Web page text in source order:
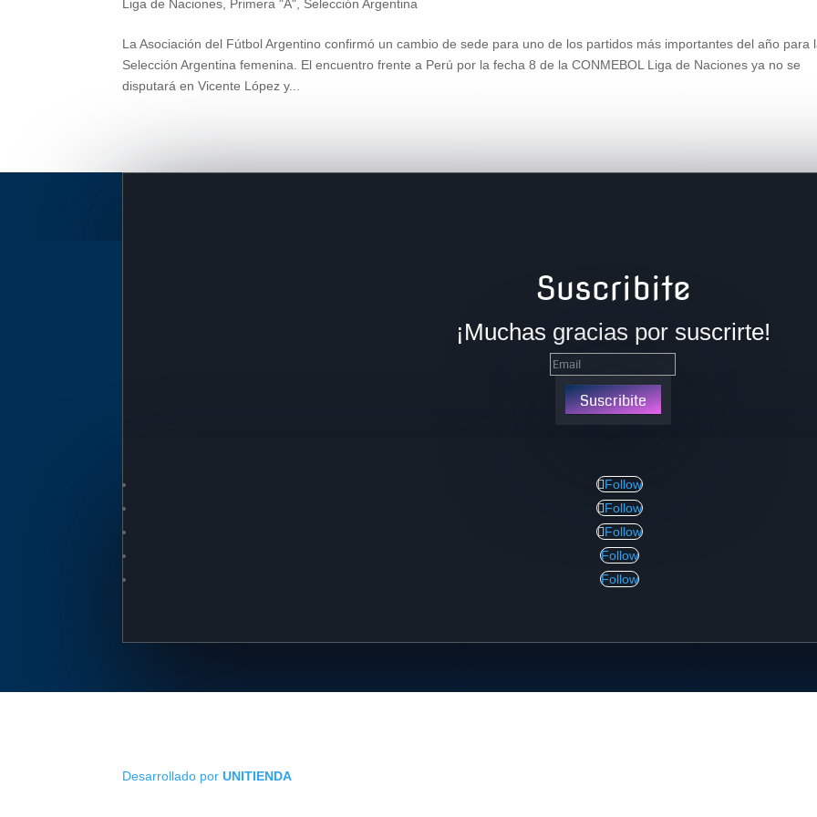
Liga de Naciones Primera "A" Selección Argentina
La Asociación del Fútbol Argentino confirmó un cambio de sede para uno de los partidos más importantes del año para
Selección Argentina femenina. El encuentro frente a Perú por la fecha 8 de la CONMEBOL Liga de Naciones ya no se
disputará en Vicente López y...
Suscribite
¡Muchas gracias por suscrirte!
Suscribite
Follow
Follow
Follow
Follow
Follow
Desarrollado porUNITIENDA